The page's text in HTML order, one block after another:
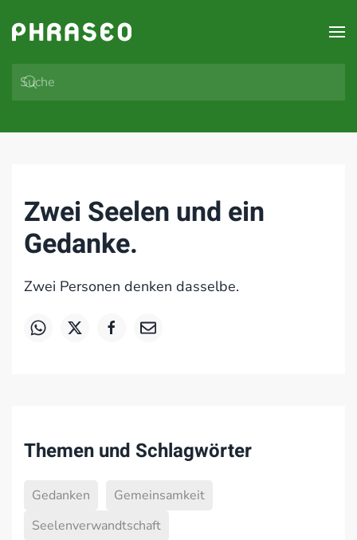
Zum Hauptinhalt springen
Zwei Seelen und ein
Gedanke.
Zwei Personen denken dasselbe.
Themen und Schlagwörter
Gedanken
Gemeinsamkeit
Seelenverwandtschaft